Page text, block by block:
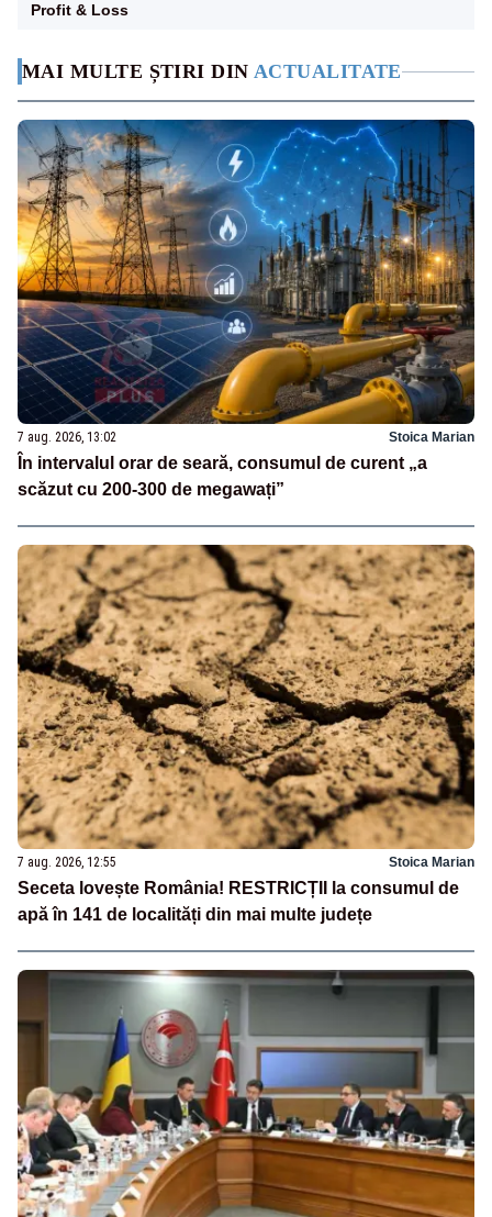
MAI MULTE ȘTIRI DIN ACTUALITATE
7 aug. 2026, 13:02 Stoica Marian
În intervalul orar de seară, consumul de curent „a
scăzut cu 200-300 de megawați”
7 aug. 2026, 12:55 Stoica Marian
Seceta lovește România! RESTRICȚII la consumul de
apă în 141 de localități din mai multe județe
Profit & Loss